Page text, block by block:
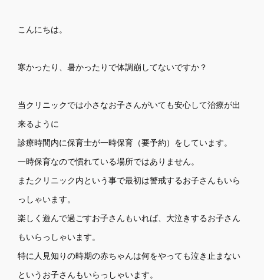
こんにちは。
寒かったり、暑かったりで体調崩してないですか？
当クリニックでは小さなお子さんがいても安心して治療が出
来るように
診療時間内に保育士が一時保育（要予約）をしています。
一時保育なので慣れている場所ではありません。
またクリニック内という事で最初は警戒するお子さんもいら
っしゃいます。
楽しく遊んで過ごすお子さんもいれば、大泣きするお子さん
もいらっしゃいます。
特に人見知りの時期の赤ちゃんは何をやっても泣き止まない
というお子さんもいらっしゃいます。